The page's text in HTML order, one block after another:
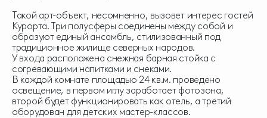
Такой арт-объект, несомненно, вызовет интерес гостей
Курорта. Три полусферы соединены между собой и
образуют единый ансамбль, стилизованный под
традиционное жилище северных народов.
У входа расположена снежная барная стойка с
согревающими напитками и снеками.
В каждой комнате площадью 24 кв.м. проведено
освещение, в первом иглу заработает фотозона,
второй будет функционировать как отель, а третий
оборудован для детских мастер-классов.